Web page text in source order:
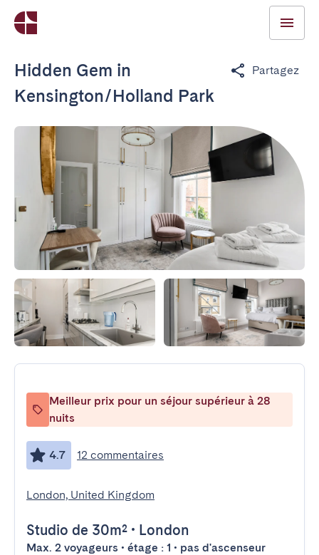
Hidden Gem in
Kensington/Holland Park
Partagez
Meilleur prix pour un séjour supérieur à 28
nuits
4.7 12 commentaires
London, United Kingdom
Studio de 30m² • London
Max. 2 voyageurs • étage : 1 • pas d'ascenseur